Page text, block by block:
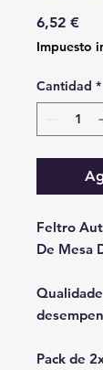
6,52 €
Impuesto
Cantidad *
Feltro
De Mesa
Pack de